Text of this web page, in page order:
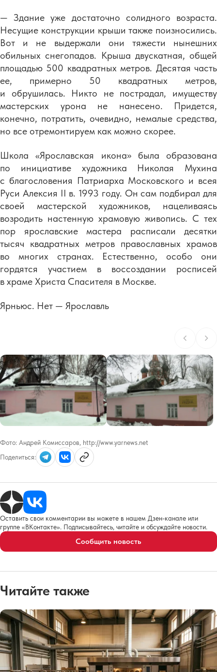
— Здание уже достаточно солидного возраста.
Несущие конструкции крыши также поизносились.
Вот и не выдержали они тяжести нынешних
обильных снегопадов. Крыша двускатная, общей
площадью 500 квадратных метров. Десятая часть
ее, примерно 50 квадратных метров,
и обрушилась. Никто не пострадал, имуществу
мастерских урона не нанесено. Придется,
конечно, потратить, очевидно, немалые средства,
но все отремонтируем как можно скорее.
Школа «Ярославская икона» была образована
по инициативе художника Николая Мухина
с благословения Патриарха Московского и всея
Руси Алексия II в. 1993 году. Он сам подбирал для
своей мастерской художников, нацеливаясь
возродить настенную храмовую живопись. С тех
пор ярославские мастера расписали десятки
тысяч квадратных метров православных храмов
во многих странах. Естественно, особо они
гордятся участием в воссоздании росписей
в храме Христа Спасителя в Москве.
Ярньюс. Нет — Ярославль
Фото: Андрей Комиссаров, http://www.yarnews.net
Поделиться:
Оставить свои комментарии вы можете в нашем Дзен-канале или
группе «ВКонтакте». Подписывайтесь, читайте и обсуждайте новости.
Сообщить новость
Читайте также